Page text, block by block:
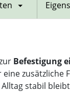
Befestigung
zusätzliche
stabil